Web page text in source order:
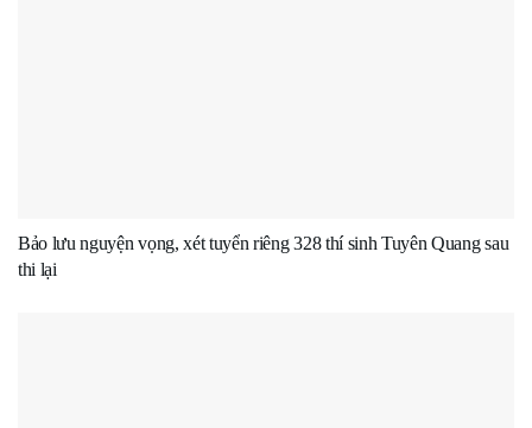
Bảo lưu nguyện vọng, xét tuyển riêng 328 thí sinh Tuyên Quang sau
thi lại